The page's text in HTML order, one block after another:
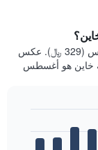
الشهر الأرخص لحجز فندق في مقاطعة خاين هو مارس (329 ﷼). عكس
خاين هو أغسطس